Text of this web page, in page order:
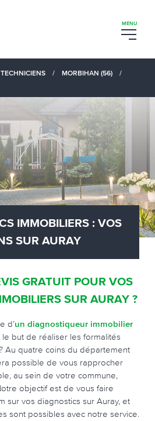
/ MORBIHAN (56)
/
IMMOBILIERS : VOS
SUR AURAY
GRATUIT POUR VOS
SUR AURAY ?
d’un diagnostiqueur immobilier
le but de réaliser les formalités
Au quatre coins du département
possible de vous rapprocher
au sein de votre commune,
objectif est de vous faire
sur vos diagnostics sur Auray, et
sont possibles avec notre service.